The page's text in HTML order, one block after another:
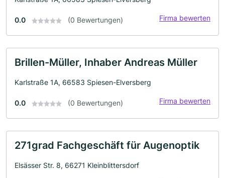
0.0 (0 Bewertungen) Firma bewerten
Brillen-Müller, Inhaber Andreas Müller
Karlstraße 1A, 66583 Spiesen-Elversberg
0.0 (0 Bewertungen) Firma bewerten
271grad Fachgeschäft für Augenoptik
Elsässer Str. 8, 66271 Kleinblittersdorf